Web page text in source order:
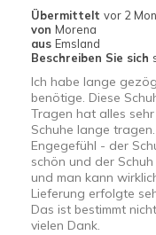
Breite
Größe
Übermittelt vor 2
von Morena
aus Emsland
Beschreiben Sie sich
Ich habe lange
benötige. Diese
Tragen hat alles
Schuhe lange
Engegefühl - der
schön und der
und man kann
Lieferung erfolgte
Das ist bestimmt
vielen Dank.